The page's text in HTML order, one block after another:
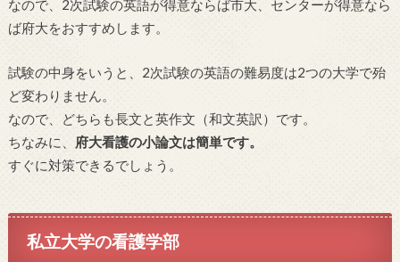
なので、2次試験の英語が得意ならば市大、センターが得意なら
ば府大をおすすめします。
試験の中身をいうと、2次試験の英語の難易度は2つの大学で殆
ど変わりません。
なので、どちらも長文と英作文（和文英訳）です。
ちなみに、 府大看護の小論文は簡単です。
すぐに対策できるでしょう。
私立大学の看護学部